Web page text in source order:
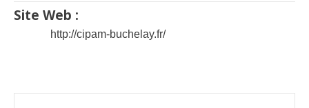
Site Web :
http://cipam-buchelay.fr/